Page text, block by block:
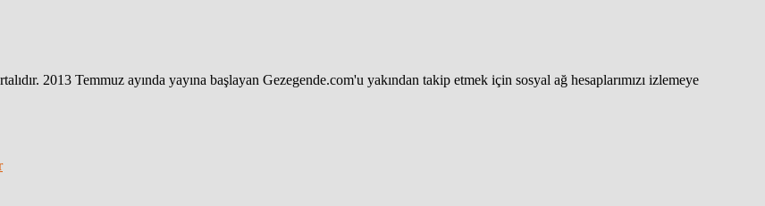
2013 Temmuz ayında yayına başlayan Gezegende.com'u yakından takip etmek için sosyal ağ hesaplarımızı izlemeye